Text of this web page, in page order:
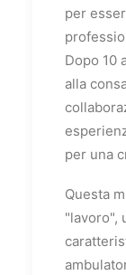
per
Dopo 10
alla
per una
Questa
"lavoro",